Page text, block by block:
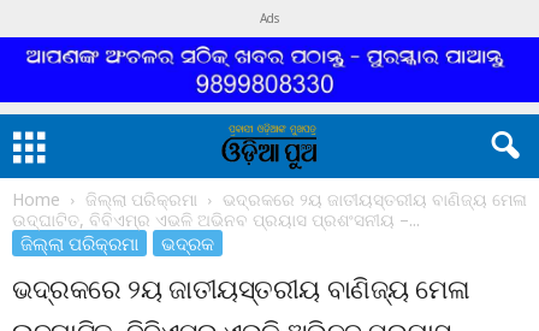
Ads
Home ଜିଲ୍ଲା ପରିକ୍ରମା
ଭଦ୍ରକରେ ୨ୟ ଜାତୀୟସ୍ତରୀୟ ବାଣିଜ୍ୟ ମେଳା
ଉଦ୍‌ଘାଟିତ, ବିବିଏମ୍‌ର ଏଭଳି ଅଭିନବ ପ୍ରୟାସ ପ୍ରଶଂସନୀୟ –...
ଜିଲ୍ଲା ପରିକ୍ରମା ଭଦ୍ରକ
ଭଦ୍ରକରେ ୨ୟ ଜାତୀୟସ୍ତରୀୟ ବାଣିଜ୍ୟ ମେଳା